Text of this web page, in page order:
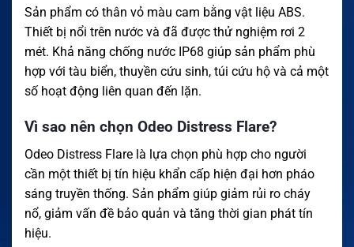
Sản phẩm có thân vỏ màu cam bằng vật liệu ABS.
Thiết bị nổi trên nước và đã được thử nghiệm rơi 2
mét. Khả năng chống nước IP68 giúp sản phẩm phù
hợp với tàu biển, thuyền cứu sinh, túi cứu hộ và cả một
số hoạt động liên quan đến lặn.
Vì sao nên chọn Odeo Distress Flare?
Odeo Distress Flare là lựa chọn phù hợp cho người
cần một thiết bị tín hiệu khẩn cấp hiện đại hơn pháo
sáng truyền thống. Sản phẩm giúp giảm rủi ro cháy
nổ, giảm vấn đề bảo quản và tăng thời gian phát tín
hiệu.